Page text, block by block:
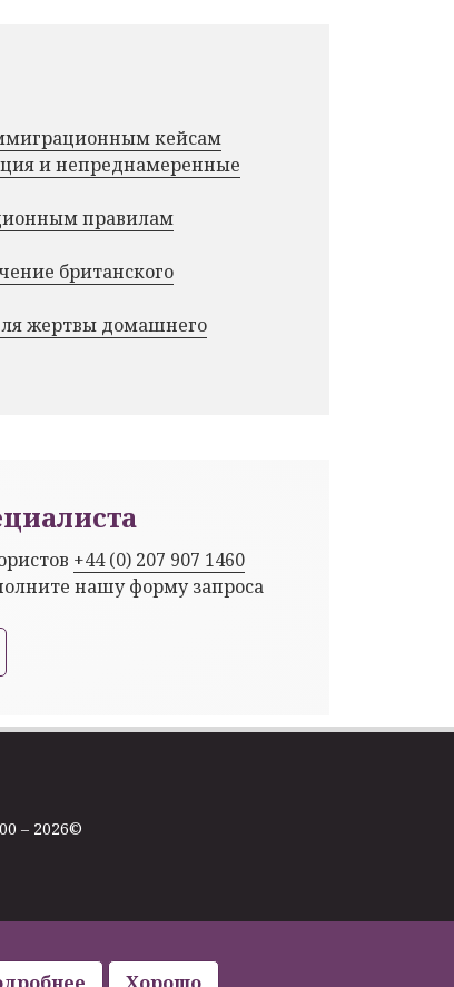
кейсам
и непреднамеренные
правилам
британского
жертвы домашнего
+44 (0) 207 907 1460
нашу форму запроса
– 2026©